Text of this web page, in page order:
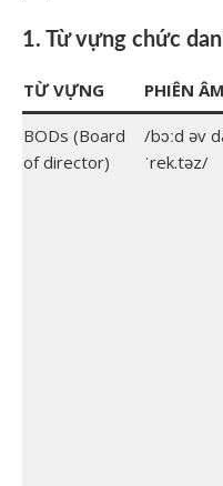
1. Từ vựng chức
TỪ VỰNG PHIÊN ÂM
BODs (Board
of director)
/bɔːd əv
ˈrek.təz/